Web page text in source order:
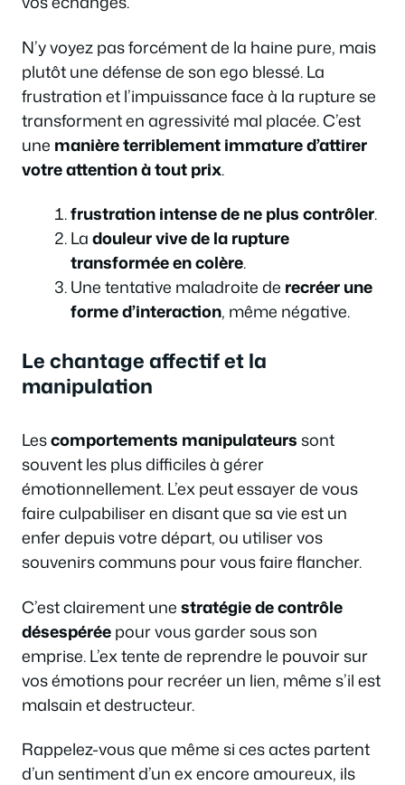
N’y voyez pas forcément de la haine pure, mais
plutôt une défense de son ego blessé. La
frustration et l’impuissance face à la rupture se
transforment en agressivité mal placée. C’est
une manière terriblement immature d’attirer
votre attention à tout prix.
frustration intense de ne plus contrôler.
Ladouleur vive de la rupture
transformée en colère.
Une tentative maladroite de recréer une
forme d’interaction, même négative.
Le chantage affectif et la
manipulation
Lescomportements manipulateurssont
souvent les plus difficiles à gérer
émotionnellement. L’ex peut essayer de vous
faire culpabiliser en disant que sa vie est un
enfer depuis votre départ, ou utiliser vos
souvenirs communs pour vous faire flancher.
C’est clairement unestratégie de contrôle
désespéréepour vous garder sous son
emprise. L’ex tente de reprendre le pouvoir sur
vos émotions pour recréer un lien, même s’il est
malsain et destructeur.
Rappelez-vous que même si ces actes partent
d’un sentiment d’un ex encore amoureux, ils